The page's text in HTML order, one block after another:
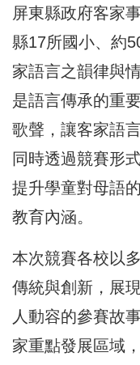
屏東縣政府客家
縣17所國小、約
家語言之韻律與
是語言傳承的重
歌聲，讓客家語
同時透過競賽形
提升學童對母語
教育內涵。
本次競賽各校以
傳統與創新，展
人動容的參賽故
家重點發展區域